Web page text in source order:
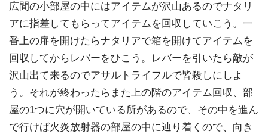
広間の小部屋の中にはアイテムが沢山あるのでナタリ
アに指差してもらってアイテムを回収していこう。一
番上の扉を開けたらナタリアで箱を開けてアイテムを
回収してからレバーをひこう。レバーを引いたら敵が
沢山出て来るのでアサルトライフルで皆殺しにしよ
う。それが終わったらまた上の階のアイテム回収、部
屋の1つに穴が開いている所があるので、その中を進ん
で行けば火炎放射器の部屋の中に辿り着くので、向き